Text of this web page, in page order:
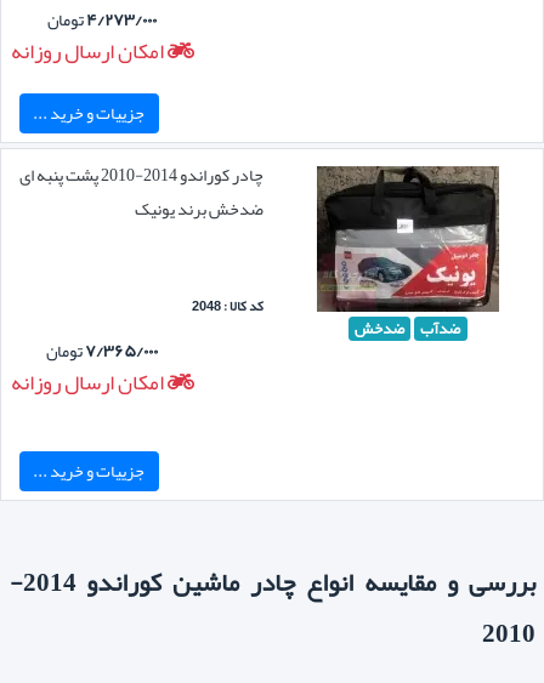
۴/۲۷۳/۰۰۰تومان
امکان ارسال روزانه
جزییات و خرید ...
ضدآب ضدخش
چادر کوراندو 2014-2010 پشت پنبه ای
ضدخش برند یونیک
کد کالا : 2048
۷/۳۶۵/۰۰۰تومان
امکان ارسال روزانه
جزییات و خرید ...
بررسی و مقایسه انواع چادر ماشین کوراندو 2014-
2010